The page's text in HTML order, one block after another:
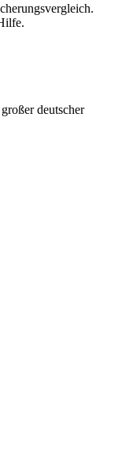
deutscher